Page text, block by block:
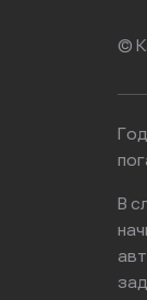
©
В